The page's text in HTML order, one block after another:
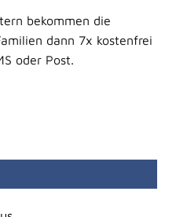
bekommen die
dann 7x kostenfrei
oder Post.